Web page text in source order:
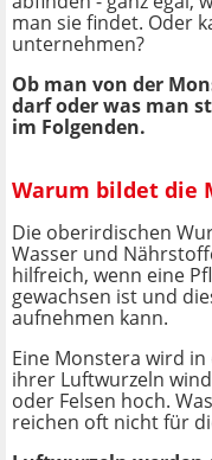
man sie findet. Oder
unternehmen?
Ob man von der
darf oder was man
im Folgenden.
Warum bildet die
Die oberirdischen
Wasser und
hilfreich, wenn eine
gewachsen ist und
aufnehmen kann.
Eine Monstera wird
ihrer Luftwurzeln
oder Felsen hoch.
reichen oft nicht für